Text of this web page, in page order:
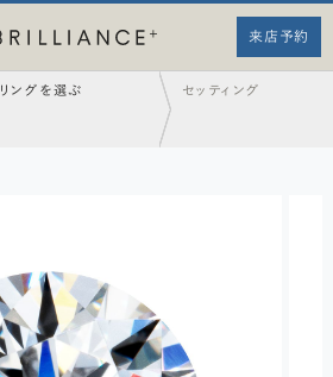
来店予約
リングを選ぶ セッティング